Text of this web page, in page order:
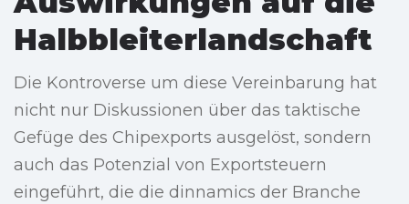
Halbbleiterlandschaft
Die Kontroverse um diese Vereinbarung hat
nicht nur Diskussionen über das taktische
Gefüge des Chipexports ausgelöst, sondern
auch das Potenzial von Exportsteuern
eingeführt, die die dinnamics der Branche